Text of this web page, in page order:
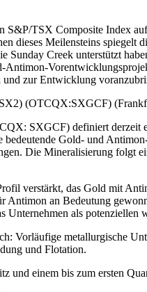
TSX Composite Index
dieses Meilensteins
Sunday Creek unterstützt
zur Entwicklung
(OTCQX:SXGCF)
SXGCF) definiert
Gold- und
Die Mineralisierung
verstärkt, das Gold mit
Antimon an Bedeutung
Unternehmen als
Vorläufige metallurgische
und Flotation.
und einem bis zum ersten